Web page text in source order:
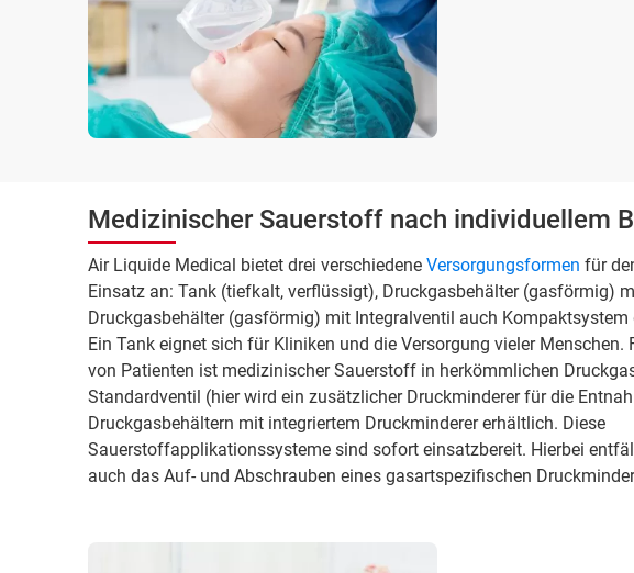
Medizinischer Sauerstoff nach individuellem
Air Liquide Medical bietet drei verschiedene Versorgungsformen für
Einsatz an: Tank (tiefkalt, verflüssigt), Druckgasbehälter (gasförmig)
Druckgasbehälter (gasförmig) mit Integralventil auch Kompaktsystem
Ein Tank eignet sich für Kliniken und die Versorgung vieler Menschen.
von Patienten ist medizinischer Sauerstoff in herkömmlichen
Standardventil (hier wird ein zusätzlicher Druckminderer für die
Druckgasbehältern mit integriertem Druckminderer erhältlich. Diese
Sauerstoffapplikationssysteme sind sofort einsatzbereit. Hierbei
auch das Auf- und Abschrauben eines gasartspezifischen